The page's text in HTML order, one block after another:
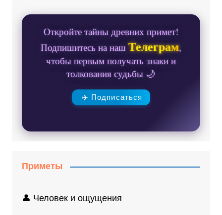
Откройте тайны древних примет!
Подпишитесь на нашТелеграм,
чтобы первым получать знаки и
толкования судьбы 🌙
✈️ Подписаться
Приметы
👤 Человек и ощущения